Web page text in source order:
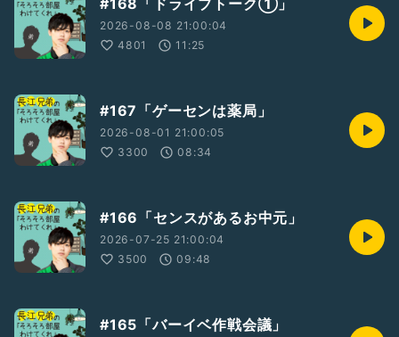
#168「ドライブトーク①」
2026-08-08 21:00:04
4801
11:25
#167「ゲーセンは薬局」
2026-08-01 21:00:05
3300
08:34
#166「センスがあるお中元」
2026-07-25 21:00:04
3500
09:48
#165「バーイベ作戦会議」